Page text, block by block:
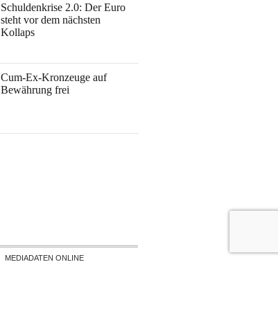
Schuldenkrise 2.0: Der Euro
steht vor dem nächsten
Kollaps
Cum-Ex-Kronzeuge auf
Bewährung frei
MEDIADATEN ONLINE